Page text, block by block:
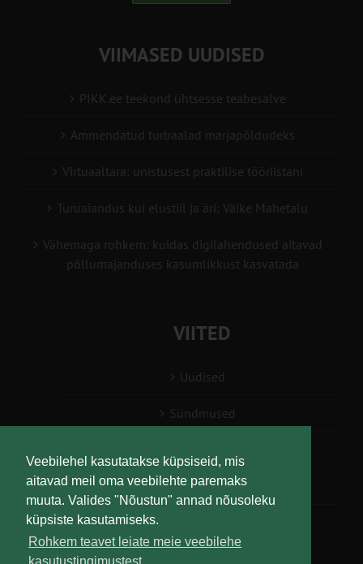
Veebilehel kasutatakse küpsiseid, mis
aitavad meil oma veebilehte paremaks
muuta. Valides "Nõustun" annad nõusoleku
küpsiste kasutamiseks.
Rohkem teavet leiate meie veebilehe
VIIMASED UUDISED
PIKK.ee teekond ühtsesse teabesalve
Ammendatud turbaalad marjapõldudeks
Virtuaaltara: unistusest praktilise tööriistani
Turuaiandus kui elustiil ja äri: Väike Mahetalu
Vähemaga rohkem: kuidas digilahendused aitavad
põllumajanduses kasumlikkust kasvatada
VIITED
Uudised
Sündmused
Teabesalv
Liitu uudiskirjaga